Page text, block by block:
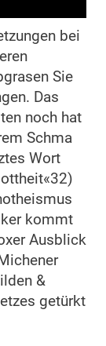
bei
Sie
Das
noch hat
Schma
Wort
kommt
Ausblick
&
getürkt